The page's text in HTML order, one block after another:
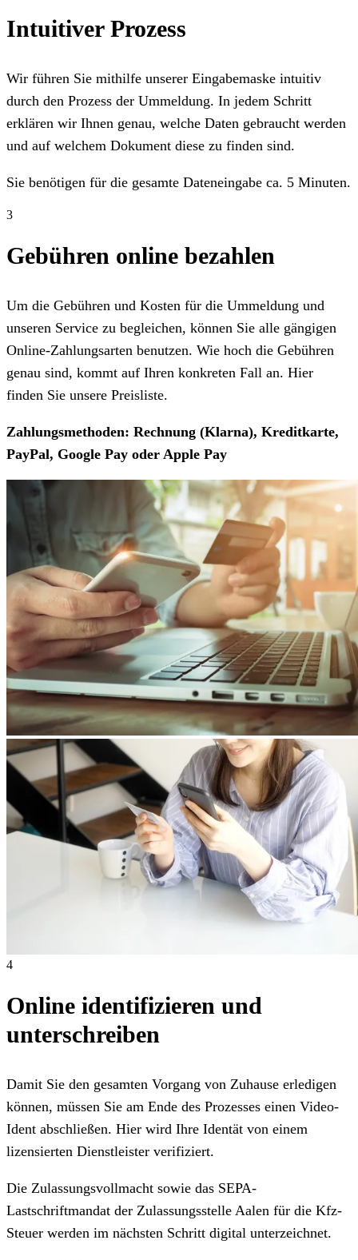
Intuitiver Prozess
Wir führen Sie mithilfe unserer Eingabemaske intuitiv
durch den Prozess der Ummeldung. In jedem Schritt
erklären wir Ihnen genau, welche Daten gebraucht werden
und auf welchem Dokument diese zu finden sind.
Sie benötigen für die gesamte Dateneingabe ca. 5 Minuten.
3
Gebühren online bezahlen
Um die Gebühren und Kosten für die Ummeldung und
unseren Service zu begleichen, können Sie alle gängigen
Online-Zahlungsarten benutzen. Wie hoch die Gebühren
genau sind, kommt auf Ihren konkreten Fall an. Hier
finden Sie unsere Preisliste.
Zahlungsmethoden: Rechnung (Klarna), Kreditkarte,
PayPal, Google Pay oder Apple Pay
4
Online identifizieren und
unterschreiben
Damit Sie den gesamten Vorgang von Zuhause erledigen
können, müssen Sie am Ende des Prozesses einen Video-
Ident abschließen. Hier wird Ihre Identät von einem
lizensierten Dienstleister verifiziert.
Die Zulassungsvollmacht sowie das SEPA-
Lastschriftmandat der Zulassungsstelle Aalen für die Kfz-
Steuer werden im nächsten Schritt digital unterzeichnet.